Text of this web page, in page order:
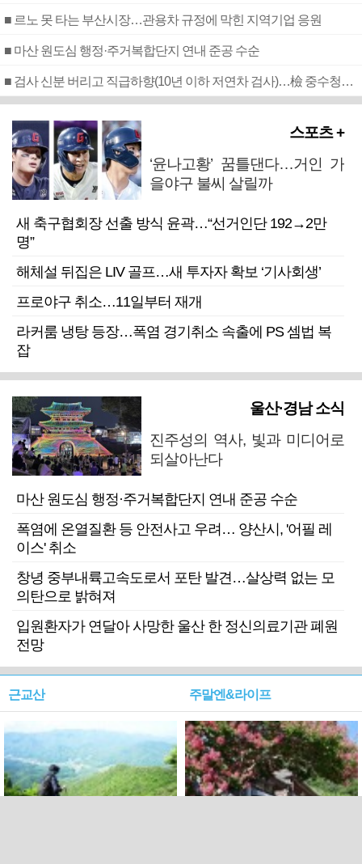
■ 르노 못 타는 부산시장…관용차 규정에 막힌 지역기업 응원
■ 마산 원도심 행정·주거복합단지 연내 준공 수순
■ 검사 신분 버리고 직급하향(10년 이하 저연차 검사)…檢 중수청행 기피
스포츠 +
‘윤나고황’ 꿈틀댄다…거인 가
을야구 불씨 살릴까
새 축구협회장 선출 방식 윤곽…“선거인단 192→2만
명”
해체설 뒤집은 LIV 골프…새 투자자 확보 ‘기사회생’
프로야구 취소…11일부터 재개
라커룸 냉탕 등장…폭염 경기취소 속출에 PS 셈법 복
잡
울산·경남 소식
진주성의 역사, 빛과 미디어로
되살아난다
마산 원도심 행정·주거복합단지 연내 준공 수순
폭염에 온열질환 등 안전사고 우려… 양산시, '어필 레
이스' 취소
창녕 중부내륙고속도로서 포탄 발견…살상력 없는 모
의탄으로 밝혀져
입원환자가 연달아 사망한 울산 한 정신의료기관 폐원
전망
근교산 주말엔&라이프